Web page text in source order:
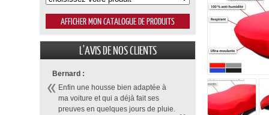
L'AVIS DE NOS CLIENTS
Bernard :
Enfin une housse bien adaptée à
ma voiture et qui a déjà fait ses
preuves en quelques jours de pluie.